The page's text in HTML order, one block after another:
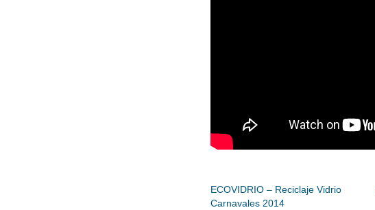
ECOVIDRIO – Reciclaje Vidrio
Carnavales 2014